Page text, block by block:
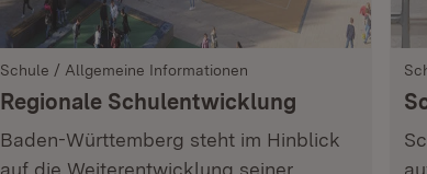
Schule / Allgemeine Informationen
Regionale Schulentwicklung
Baden-Württemberg steht im Hinblick
auf die Weiterentwicklung seiner